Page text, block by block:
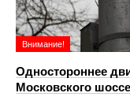
Внимание!
Одностороннее
Московского шоссе